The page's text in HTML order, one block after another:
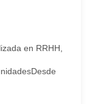
en RRHH,